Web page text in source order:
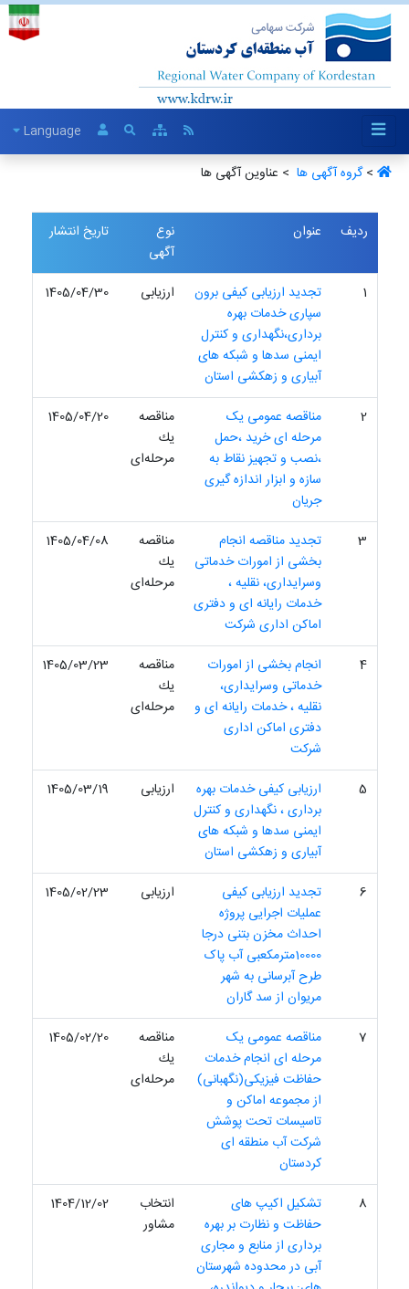
Language
>گروه آگهی ها ‏ > عناوین آگهی ها
ردیف عنوان
نوع
آگهی
تاریخ انتشار
1
تجدید ارزیابی کیفی برون
سپاری خدمات بهره
برداری،نگهداری و کنترل
ایمنی سدها و شبکه های
آبیاری و زهکشی استان
ارزیابی 1405/04/30
2
مناقصه عمومی یک
مرحله ای خرید ،حمل
،نصب و تجهیز نقاط به
سازه و ابزار اندازه گیری
جریان
مناقصه
یك
مرحله‌ای
1405/04/20
3
تجدید مناقصه انجام
بخشی از امورات خدماتی
وسرایداری، نقلیه ،
خدمات رایانه ای و دفتری
اماکن اداری شرکت
مناقصه
یك
مرحله‌ای
1405/04/08
4
انجام بخشی از امورات
خدماتی وسرایداری،
نقلیه ، خدمات رایانه ای و
دفتری اماکن اداری
شرکت
مناقصه
یك
مرحله‌ای
1405/03/23
5
ارزیابی کیفی خدمات بهره
برداری ، نگهداری و کنترل
ایمنی سدها و شبکه های
آبیاری و زهکشی استان
ارزیابی 1405/03/19
6
تجدید ارزیابی کیفی
عملیات اجرایی پروژه
احداث مخزن بتنی درجا
10000مترمکعبی آب پاک
طرح آبرسانی به شهر
مریوان از سد گاران
ارزیابی 1405/02/23
7
مناقصه عمومی یک
مرحله ای انجام خدمات
حفاظت فیزیکی(نگهبانی)
از مجموعه اماکن و
تاسیسات تحت پوشش
شرکت آب منطقه ای
کردستان
مناقصه
یك
مرحله‌ای
1405/02/20
8
تشکیل اکیپ های
حفاظت و نظارت بر بهره
برداری از منابع و مجاری
آبی در محدوده شهرستان
انتخاب
مشاور
1404/12/02